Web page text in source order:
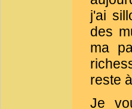
j'ai
des
ma
reste
Je